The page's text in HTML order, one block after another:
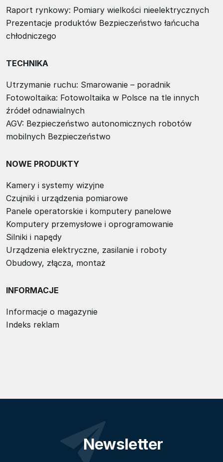
Raport rynkowy: Pomiary wielkości nieelektrycznych
Prezentacje produktów Bezpieczeństwo łańcucha
chłodniczego
TECHNIKA
Utrzymanie ruchu: Smarowanie – poradnik
Fotowoltaika: Fotowoltaika w Polsce na tle innych
źródeł odnawialnych
AGV: Bezpieczeństwo autonomicznych robotów
mobilnych Bezpieczeństwo
NOWE PRODUKTY
Kamery i systemy wizyjne
Czujniki i urządzenia pomiarowe
Panele operatorskie i komputery panelowe
Komputery przemysłowe i oprogramowanie
Silniki i napędy
Urządzenia elektryczne, zasilanie i roboty
Obudowy, złącza, montaż
INFORMACJE
Informacje o magazynie
Indeks reklam
Newsletter